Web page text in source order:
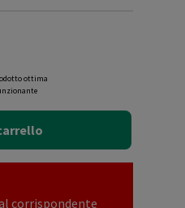
ottima
corrispondente